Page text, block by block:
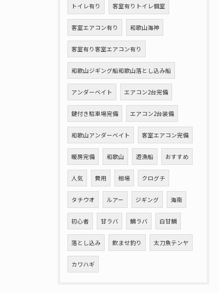
トイレ有り 客室有りトイレ個室
客室エアコン有り 和歌山海神
客室有り客室エアコン有り
和歌山ジギング船和歌山落とし込み船
アンダーベイト エアコン2台完備
鍵付き駐車場完備 エアコン2台装備
和歌山アンダーベイト 客室エアコン完備
暖房完備 和歌山 遊漁船 おすすめ
人気 費用 相場 クログチ
タチウオ ルアー ジギング 海南
初心者 甘ラバ 鯛ラバ 白甘鯛
落とし込み 飲ませ釣り 太刀魚テンヤ
カワハギ